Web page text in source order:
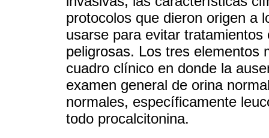
protocolos que dieron origen a
usarse para evitar
peligrosas. Los tres elementos
cuadro clínico en donde la
examen general de orina
normales, específicamente
todo procalcitonina.